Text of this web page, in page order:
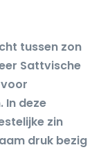
tussen zon
Sattvische
In deze
zin
druk bezig